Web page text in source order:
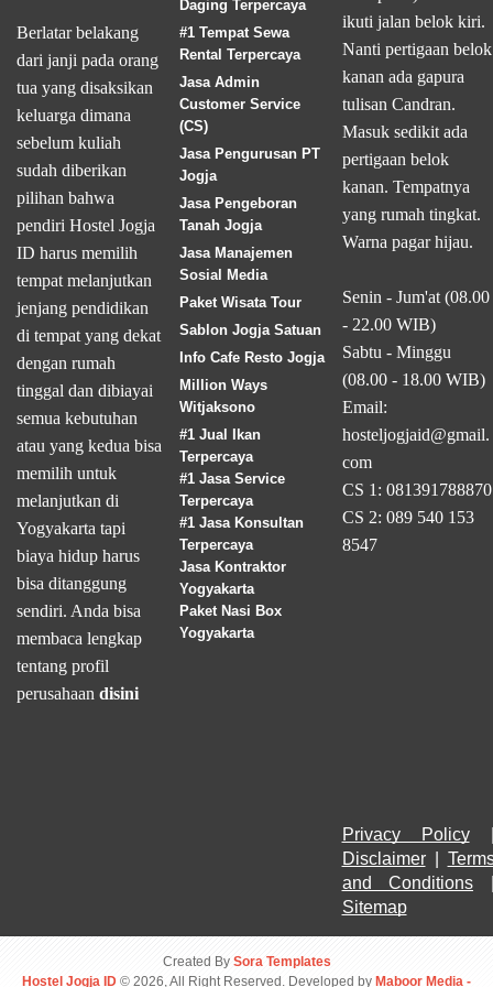
Berlatar belakang
dari janji pada orang
tua yang disaksikan
keluarga dimana
sebelum kuliah
sudah diberikan
pilihan bahwa
pendiri Hostel Jogja
ID harus memilih
tempat melanjutkan
jenjang pendidikan
di tempat yang dekat
dengan rumah
tinggal dan dibiayai
semua kebutuhan
atau yang kedua bisa
memilih untuk
melanjutkan di
Yogyakarta tapi
biaya hidup harus
bisa ditanggung
sendiri. Anda bisa
membaca lengkap
tentang profil
perusahaan disini
Daging Terpercaya
#1 Tempat Sewa
Rental Terpercaya
Jasa Admin
Customer Service
(CS)
Jasa Pengurusan PT
Jogja
Jasa Pengeboran
Tanah Jogja
Jasa Manajemen
Sosial Media
Paket Wisata Tour
Sablon Jogja Satuan
Info Cafe Resto Jogja
Million Ways
Witjaksono
#1 Jual Ikan
Terpercaya
#1 Jasa Service
Terpercaya
#1 Jasa Konsultan
Terpercaya
Jasa Kontraktor
Yogyakarta
Paket Nasi Box
Yogyakarta
ikuti jalan belok kiri.
Nanti pertigaan belok
kanan ada gapura
tulisan Candran.
Masuk sedikit ada
pertigaan belok
kanan. Tempatnya
yang rumah tingkat.
Warna pagar hijau.
Senin - Jum'at (08.00
- 22.00 WIB)
Sabtu - Minggu
(08.00 - 18.00 WIB)
Email:
hosteljogjaid@gmail.
com
CS 1: 081391788870
CS 2: 089 540 153
8547
Privacy Policy
Disclaimer |
and Conditions
Sitemap
Created By Sora Templates
Hostel Jogja ID © 2026, All Right Reserved. Developed by Maboor Media -